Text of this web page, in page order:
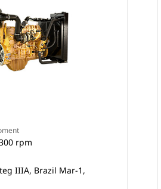
rpm
IIIA, Brazil Mar-1,